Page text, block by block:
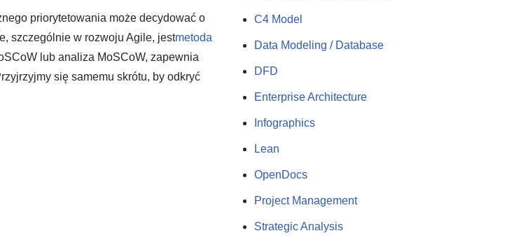
priorytetowania może decydować o
szczególnie w rozwoju Agile, jestmetoda
lub analiza MoSCoW, zapewnia
się samemu skrótu, by odkryć
C4 Model
Data Modeling / Database
DFD
Enterprise Architecture
Infographics
Lean
OpenDocs
Project Management
Strategic Analysis